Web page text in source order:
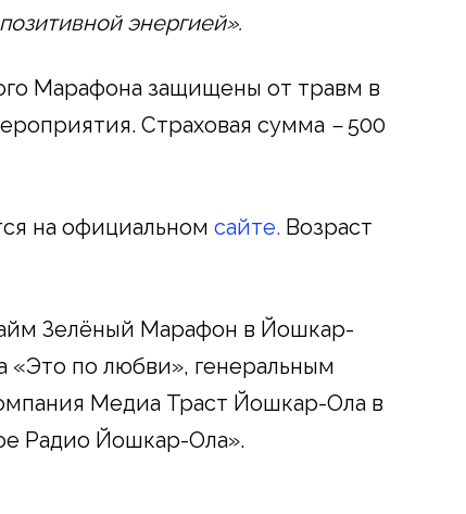
энергией».
Марафона защищены от травм в
Страховая сумма –500
на официальном сайте. Возраст
Зелёный Марафон в Йошкар-
«Это по любви», генеральным
Медиа Траст Йошкар-Ола в
Радио Йошкар-Ола».